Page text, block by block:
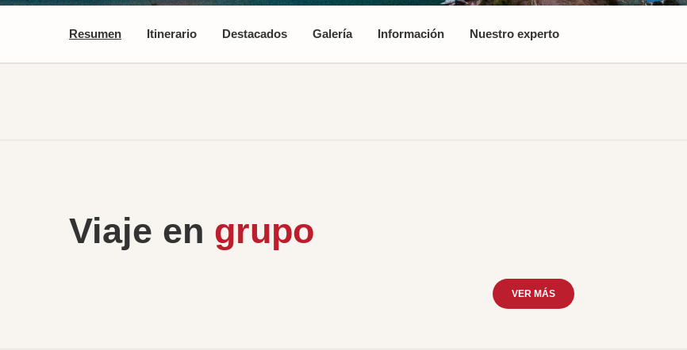
Resumen Itinerario Destacados Galería Información Nuestro experto
Viaje en grupo
VER MÁS